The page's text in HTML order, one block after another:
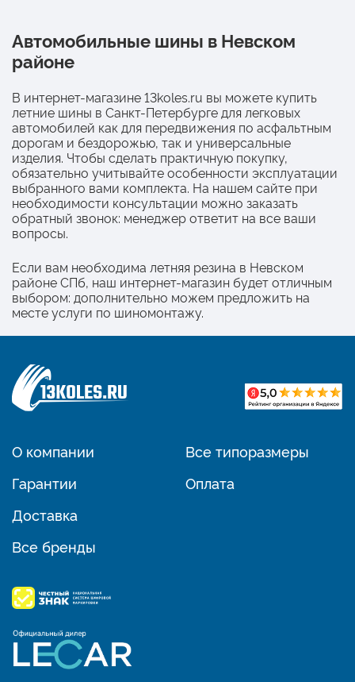
Автомобильные шины в Невском
районе
В интернет-магазине 13koles.ru вы можете купить
летние шины в Санкт-Петербурге для легковых
автомобилей как для передвижения по асфальтным
дорогам и бездорожью, так и универсальные
изделия. Чтобы сделать практичную покупку,
обязательно учитывайте особенности эксплуатации
выбранного вами комплекта. На нашем сайте при
необходимости консультации можно заказать
обратный звонок: менеджер ответит на все ваши
вопросы.
Если вам необходима летняя резина в Невском
районе СПб, наш интернет-магазин будет отличным
выбором: дополнительно можем предложить на
месте услуги по шиномонтажу.
О компании
Гарантии
Доставка
Все бренды
Все типоразмеры
Оплата